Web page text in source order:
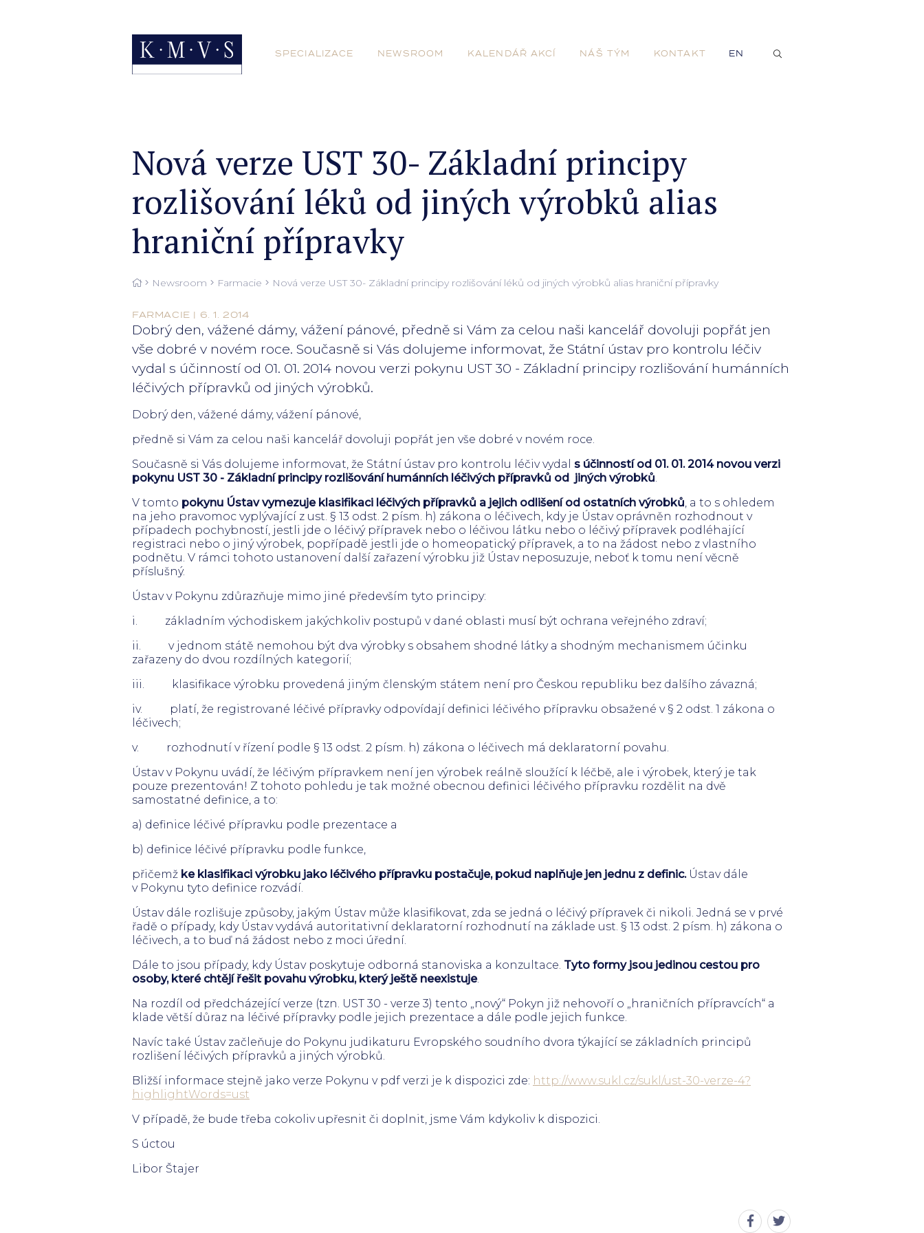
SPECIALIZACE NEWSROOM KALENDÁŘ AKCÍ NÁŠ TÝM KONTAKT EN
Nová verze UST 30- Základní principy
rozlišování léků od jiných výrobků alias
hraniční přípravky
Newsroom Farmacie Nová verze UST 30- Základní principy rozlišování léků od jiných výrobků alias hraniční přípravky
FARMACIE | 6. 1. 2014
Dobrý den, vážené dámy, vážení pánové, předně si Vám za celou naši kancelář dovoluji popřát jen
vše dobré v novém roce. Současně si Vás dolujeme informovat, že Státní ústav pro kontrolu léčiv
vydal s účinností od 01. 01. 2014 novou verzi pokynu UST 30 - Základní principy rozlišování humánních
léčivých přípravků od jiných výrobků.
Dobrý den, vážené dámy, vážení pánové,
předně si Vám za celou naši kancelář dovoluji popřát jen vše dobré v novém roce.
Současně si Vás dolujeme informovat, že Státní ústav pro kontrolu léčiv vydal s účinností od 01. 01. 2014 novou verzi
pokynu UST 30 - Základní principy rozlišování humánních léčivých přípravků od jiných výrobků
V tomto pokynu Ústav vymezuje klasifikaci léčivých přípravků a jejich odlišení od ostatních výrobků , a to s ohledem
na jeho pravomoc vyplývající z ust. § 13 odst. 2 písm. h) zákona o léčivech, kdy je Ústav oprávněn rozhodnout v
případech pochybností, jestli jde o léčivý přípravek nebo o léčivou látku nebo o léčivý přípravek podléhající
registraci nebo o jiný výrobek, popřípadě jestli jde o homeopatický přípravek, a to na žádost nebo z vlastního
podnětu. V rámci tohoto ustanovení další zařazení výrobku již Ústav neposuzuje, neboť k tomu není věcně
příslušný.
Ústav v Pokynu zdůrazňuje mimo jiné především tyto principy:
i. základním východiskem jakýchkoliv postupů v dané oblasti musí být ochrana veřejného zdraví;
ii. v jednom státě nemohou být dva výrobky s obsahem shodné látky a shodným mechanismem účinku
zařazeny do dvou rozdílných kategorií;
iii. klasifikace výrobku provedená jiným členským státem není pro Českou republiku bez dalšího závazná;
iv. platí, že registrované léčivé přípravky odpovídají definici léčivého přípravku obsažené v § 2 odst. 1 zákona o
léčivech;
v. rozhodnutí v řízení podle § 13 odst. 2 písm. h) zákona o léčivech má deklaratorní povahu.
Ústav v Pokynu uvádí, že léčivým přípravkem není jen výrobek reálně sloužící k léčbě, ale i výrobek, který je tak
pouze prezentován! Z tohoto pohledu je tak možné obecnou definici léčivého přípravku rozdělit na dvě
samostatné definice, a to:
a) definice léčivé přípravku podle prezentace a
b) definice léčivé přípravku podle funkce,
přičemž ke klasifikaci výrobku jako léčivého přípravku postačuje, pokud naplňuje jen jednu z definic.Ústav dále
v Pokynu tyto definice rozvádí.
Ústav dále rozlišuje způsoby, jakým Ústav může klasifikovat, zda se jedná o léčivý přípravek či nikoli. Jedná se v prvé
řadě o případy, kdy Ústav vydává autoritativní deklaratorní rozhodnutí na základe ust. § 13 odst. 2 písm. h) zákona o
léčivech, a to buď ná žádost nebo z moci úřední.
Dále to jsou případy, kdy Ústav poskytuje odborná stanoviska a konzultace. Tyto formy jsou jedinou cestou pro
osoby, které chtějí řešit povahu výrobku, který ještě neexistuje.
Na rozdíl od předcházející verze (tzn. UST 30 - verze 3) tento „nový“ Pokyn již nehovoří o „hraničních přípravcích“ a
klade větší důraz na léčivé přípravky podle jejich prezentace a dále podle jejich funkce.
Navíc také Ústav začleňuje do Pokynu judikaturu Evropského soudního dvora týkající se základních principů
rozlišení léčivých přípravků a jiných výrobků.
Bližší informace stejně jako verze Pokynu v pdf verzi je k dispozici zde: http://www.sukl.cz/sukl/ust-30-verze-4?
highlightWords=ust
V případě, že bude třeba cokoliv upřesnit či doplnit, jsme Vám kdykoliv k dispozici.
S úctou
Libor Štajer
SdíletSdílet